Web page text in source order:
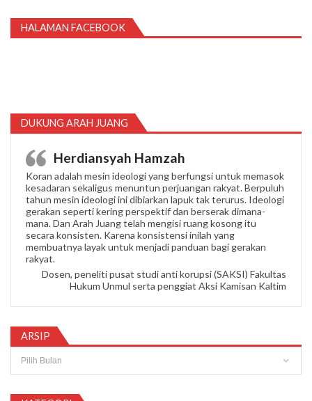
HALAMAN FACEBOOK
DUKUNG ARAH JUANG
Herdiansyah Hamzah
Koran adalah mesin ideologi yang berfungsi untuk memasok
kesadaran sekaligus menuntun perjuangan rakyat. Berpuluh
tahun mesin ideologi ini dibiarkan lapuk tak terurus. Ideologi
gerakan seperti kering perspektif dan berserak dimana-
mana. Dan Arah Juang telah mengisi ruang kosong itu
secara konsisten. Karena konsistensi inilah yang
membuatnya layak untuk menjadi panduan bagi gerakan
rakyat.
Dosen, peneliti pusat studi anti korupsi (SAKSI) Fakultas
Hukum Unmul serta penggiat Aksi Kamisan Kaltim
ARSIP